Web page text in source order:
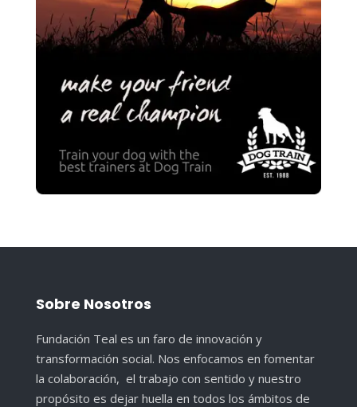
Sobre Nosotros
Fundación Teal es un faro de innovación y
transformación social. Nos enfocamos en fomentar
la colaboración, el trabajo con sentido y nuestro
propósito es dejar huella en todos los ámbitos de